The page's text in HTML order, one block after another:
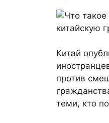
Китай
против
теми, кто